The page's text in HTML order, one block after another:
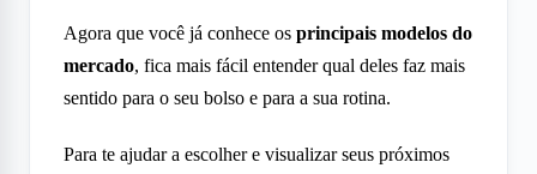
Agora que você já conhece os principais modelos do
mercado, fica mais fácil entender qual deles faz mais
sentido para o seu bolso e para a sua rotina.
Para te ajudar a escolher e visualizar seus próximos